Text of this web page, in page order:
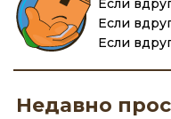
Если
Если
Если
Недавно